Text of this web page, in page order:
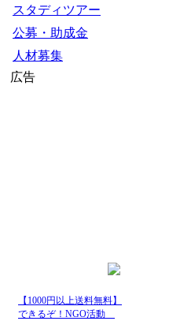
スタディツアー
公募・助成金
人材募集
広告